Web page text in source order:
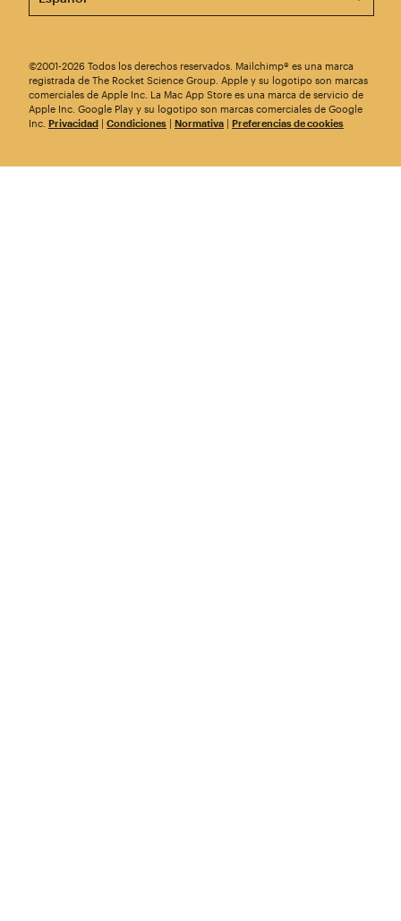
©2001-2026 Todos los derechos reservados. Mailchimp® es una marca
registrada de The Rocket Science Group. Apple y su logotipo son marcas
comerciales de Apple Inc. La Mac App Store es una marca de servicio de
Apple Inc. Google Play y su logotipo son marcas comerciales de Google
Inc. Privacidad | Condiciones | Normativa | Preferencias de cookies